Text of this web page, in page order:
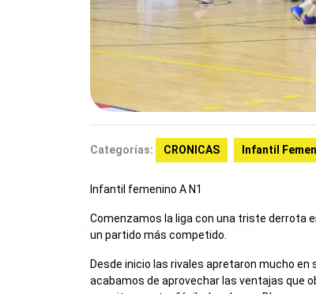
Categorías: CRONICAS Infantil
Infantil femenino A N1
Comenzamos la liga con una triste derrota
un partido más competido.
Desde inicio las rivales apretaron mucho
acabamos de aprovechar las ventajas que